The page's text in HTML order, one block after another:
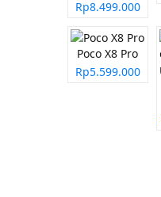
Rp8.499.000
Poco X8 Pro
Rp5.599.000